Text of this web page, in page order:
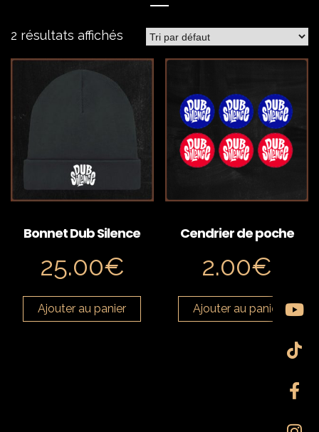
2 résultats affichés
Bonnet Dub Silence
25.00€
Ajouter au panier
Cendrier de poche
2.00€
Ajouter au panier